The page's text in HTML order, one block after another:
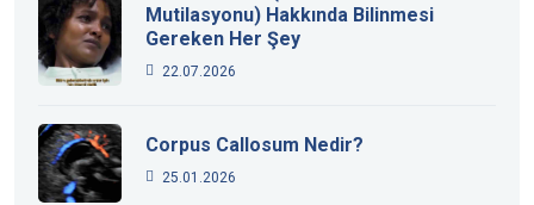
Mutilasyonu) Hakkında Bilinmesi
Gereken Her Şey
22.07.2026
Corpus Callosum Nedir?
25.01.2026